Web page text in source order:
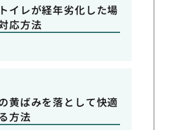
イレが経年劣化した場
応方法
黄ばみを落として快適
方法